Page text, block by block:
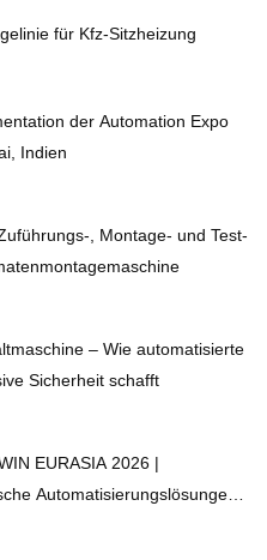
für Kfz-Sitzheizung
der Automation Expo
Indien
, Montage- und Test-
– Wie automatisierte
Sicherheit schafft
EURASIA 2026 |
Automatisierungslösungen
Medizin und Motoren